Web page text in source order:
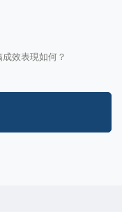
效表現如何？